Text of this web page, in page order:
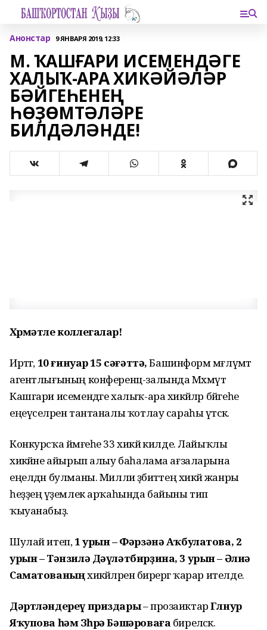
Анонстар 9 ЯНВАРЯ 2019, 12:33
М. ҠАШҒАРИ ИСЕМЕНДӘГЕ
ХАЛЫҠ-АРА ХИКӘЙӘЛӘР
БӘЙГЕҺЕНЕҢ
ҺӨҘӨМТӘЛӘРЕ
БИЛДӘЛӘНДЕ!
Хөрмәтле коллегалар!
Иртәгә, 10 ғинуар 15 сәғәттә,Башинформ мәғлүмәт
агентлығының конференц-залында Мәхмүт
Кашгари исемендәге халыҡ-ара хикәйәләр бәйгеһе
еңеүселәрен тантаналы ҡотлау сараһы үтәсәк.
Конкурсҡа йәмғеһе 33 хикәйә килде. Лайыҡлы
хикәйәне айырып алыу баһалама ағзаларына
еңелдән булманы. Милли әҙәбиәттең хикәйә жанры
һеҙҙең әүҙемлек арҡаһында байыны тип
ҡыуанабыҙ.
Шулай итеп,1 урын – Фәрзәнә Аҡбулатова, 2
урын – Тәнзилә Дәүләтбирҙина, 3 урын – Әлиә
Саматованыңхикәйәләренә бирергә ҡарар ителде.
Дәртләндереү приздары– прозаиктарГөлнур
Яҡупова һәм Зөһрә Бәшәроваға биреләсәк.